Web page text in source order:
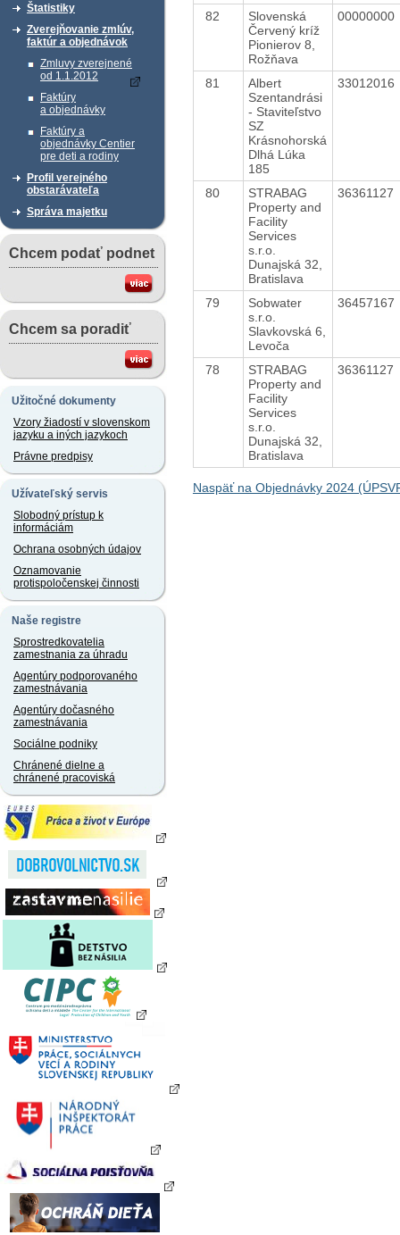
Štatistiky
Zverejňovanie zmlúv,
faktúr a objednávok
Zmluvy zverejnené
od 1.1.2012
Faktúry
a objednávky
Faktúry a
objednávky Centier
pre deti a rodiny
Profil verejného
obstarávateľa
Správa majetku
Chcem podať podnet
Chcem sa poradiť
Užitočné dokumenty
Vzory žiadostí v slovenskom
jazyku a iných jazykoch
Právne predpisy
Užívateľský servis
Slobodný prístup k
informáciám
Ochrana osobných údajov
Oznamovanie
protispoločenskej činnosti
Naše registre
Sprostredkovatelia
zamestnania za úhradu
Agentúry podporovaného
zamestnávania
Agentúry dočasného
zamestnávania
Sociálne podniky
Chránené dielne a
chránené pracoviská
82
Slovenská
Červený kríž
Pionierov 8,
Rožňava
00000000
81
Albert
Szentandrási
- Staviteľstvo
SZ
Krásnohorská
Dlhá Lúka
185
33012016
80
STRABAG
Property and
Facility
Services
s.r.o.
Dunajská 32,
Bratislava
36361127
79
Sobwater
s.r.o.
Slavkovská 6,
Levoča
36457167
78
STRABAG
Property and
Facility
Services
s.r.o.
Dunajská 32,
Bratislava
36361127
Naspäť na Objednávky 2024